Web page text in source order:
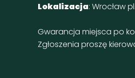
Lokalizacja: Wrocław
Gwarancja miejsca po
Zgłoszenia proszę